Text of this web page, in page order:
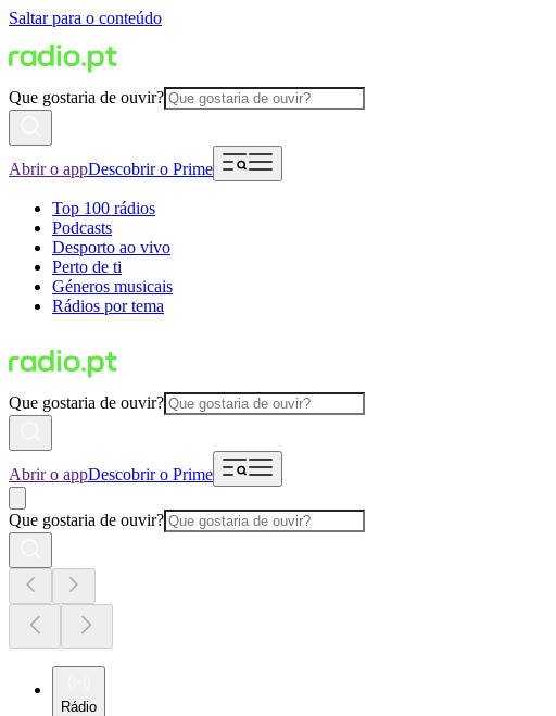
Saltar para o conteúdo
Que gostaria de ouvir?
Abrir o appDescobrir o Prime
Top 100 rádios
Podcasts
Desporto ao vivo
Perto de ti
Géneros musicais
Rádios por tema
Que gostaria de ouvir?
Abrir o appDescobrir o Prime
Que gostaria de ouvir?
Rádio